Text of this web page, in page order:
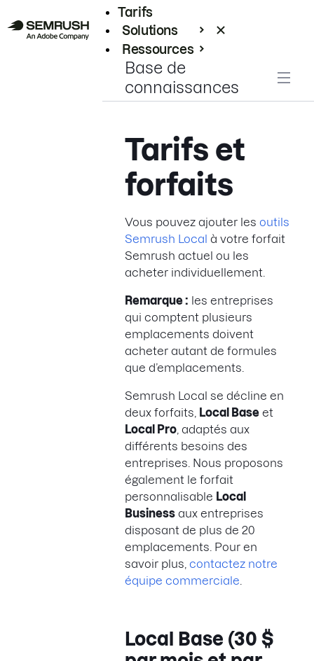
Tarifs
Solutions
Ressources
Entreprises
Base de
connaissances
Tarifs et
forfaits
Vous pouvez ajouter les outils
Semrush Local à votre forfait
Semrush actuel ou les
acheter individuellement.
Remarque : les entreprises
qui comptent plusieurs
emplacements doivent
acheter autant de formules
que d’emplacements.
Semrush Local se décline en
deux forfaits,
Local Base et
Local Pro , adaptés aux
différents besoins des
entreprises. Nous proposons
également le forfait
personnalisable Local
Business aux entreprises
disposant de plus de 20
emplacements. Pour en
savoir plus, contactez notre
équipe commerciale
Local Base (30 $